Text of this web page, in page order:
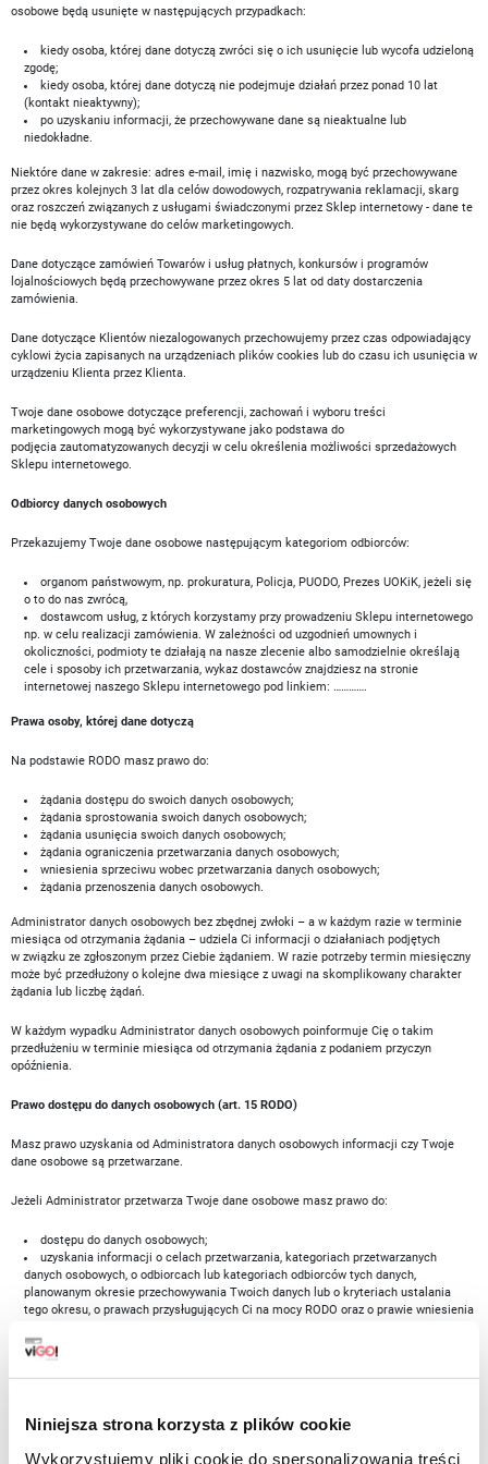
Niniejsza strona korzysta z plików cookie
Wykorzystujemy pliki cookie do spersonalizowania treści
osobowe będą usunięte w następujących przypadkach:
kiedy osoba, której dane dotyczą zwróci się o ich usunięcie lub wycofa udzieloną
zgodę;
kiedy osoba, której dane dotyczą nie podejmuje działań przez ponad 10 lat
(kontakt nieaktywny);
po uzyskaniu informacji, że przechowywane dane są nieaktualne lub
niedokładne.
Niektóre dane w zakresie: adres e-mail, imię i nazwisko, mogą być przechowywane
przez okres kolejnych 3 lat dla celów dowodowych, rozpatrywania reklamacji, skarg
oraz roszczeń związanych z usługami świadczonymi przez Sklep internetowy - dane te
nie będą wykorzystywane do celów marketingowych.
Dane dotyczące zamówień Towarów i usług płatnych, konkursów i programów
lojalnościowych będą przechowywane przez okres 5 lat od daty dostarczenia
zamówienia.
Dane dotyczące Klientów niezalogowanych przechowujemy przez czas odpowiadający
cyklowi życia zapisanych na urządzeniach plików cookies lub do czasu ich usunięcia w
urządzeniu Klienta przez Klienta.
Twoje dane osobowe dotyczące preferencji, zachowań i wyboru treści
marketingowych mogą być wykorzystywane jako podstawa do
podjęcia zautomatyzowanych decyzji w celu określenia możliwości sprzedażowych
Sklepu internetowego.
Odbiorcy danych osobowych
Przekazujemy Twoje dane osobowe następującym kategoriom odbiorców:
organom państwowym, np. prokuratura, Policja, PUODO, Prezes UOKiK, jeżeli się
o to do nas zwrócą,
dostawcom usług, z których korzystamy przy prowadzeniu Sklepu internetowego
np. w celu realizacji zamówienia. W zależności od uzgodnień umownych i
okoliczności, podmioty te działają na nasze zlecenie albo samodzielnie określają
cele i sposoby ich przetwarzania, wykaz dostawców znajdziesz na stronie
internetowej naszego Sklepu internetowego pod linkiem: ………….
Prawa osoby, której dane dotyczą
Na podstawie RODO masz prawo do:
żądania dostępu do swoich danych osobowych;
żądania sprostowania swoich danych osobowych;
żądania usunięcia swoich danych osobowych;
żądania ograniczenia przetwarzania danych osobowych;
wniesienia sprzeciwu wobec przetwarzania danych osobowych;
żądania przenoszenia danych osobowych.
Administrator danych osobowych bez zbędnej zwłoki – a w każdym razie w terminie
miesiąca od otrzymania żądania – udziela Ci informacji o działaniach podjętych
w związku ze zgłoszonym przez Ciebie żądaniem. W razie potrzeby termin miesięczny
może być przedłużony o kolejne dwa miesiące z uwagi na skomplikowany charakter
żądania lub liczbę żądań.
W każdym wypadku Administrator danych osobowych poinformuje Cię o takim
przedłużeniu w terminie miesiąca od otrzymania żądania z podaniem przyczyn
opóźnienia.
Prawo dostępu do danych osobowych (art. 15 RODO)
Masz prawo uzyskania od Administratora danych osobowych informacji czy Twoje
dane osobowe są przetwarzane.
Jeżeli Administrator przetwarza Twoje dane osobowe masz prawo do:
dostępu do danych osobowych;
uzyskania informacji o celach przetwarzania, kategoriach przetwarzanych
danych osobowych, o odbiorcach lub kategoriach odbiorców tych danych,
planowanym okresie przechowywania Twoich danych lub o kryteriach ustalania
tego okresu, o prawach przysługujących Ci na mocy RODO oraz o prawie wniesienia
podejmowaniu decyzji, w tym o profilowaniu oraz o zabezpieczeniach stosowanych
w związku z przekazaniem tych danych poza Unię Europejską;
uzyskania kopii swoich danych osobowych.
Jeśli chcesz zażądać dostępu do swoich danych osobowych zgłoś swoje żądanie na
adres:sklep@vi-go.eu.